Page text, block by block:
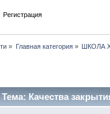
Регистрация
» Главная категория» ШКОЛА
Тема: Качества